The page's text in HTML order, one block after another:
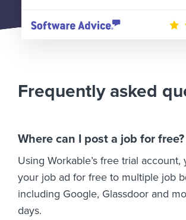
Frequently asked
Where can I post a job for free?
Using Workable’s free trial account,
your job ad for free to multiple job
including Google, Glassdoor and
days.